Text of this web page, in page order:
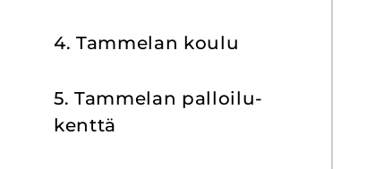
4. Tam­me­lan koulu
5. Tam­me­lan pal­loi­lu­
kent­tä